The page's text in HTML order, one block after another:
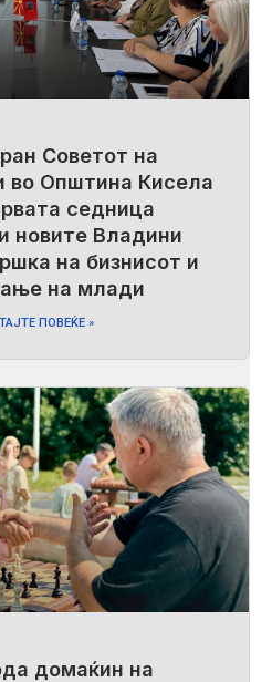
Советот на
во Општина Кисела
седница
новите Владини
на бизнисот и
на млади
ПОВЕЌЕ »
домаќин на